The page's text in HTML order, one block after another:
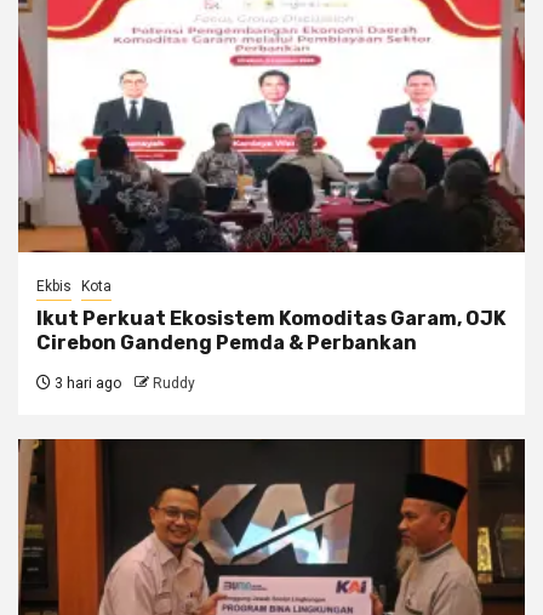
Ekbis Kota
Ikut Perkuat Ekosistem Komoditas Garam, OJK
Cirebon Gandeng Pemda & Perbankan
3 hari ago Ruddy